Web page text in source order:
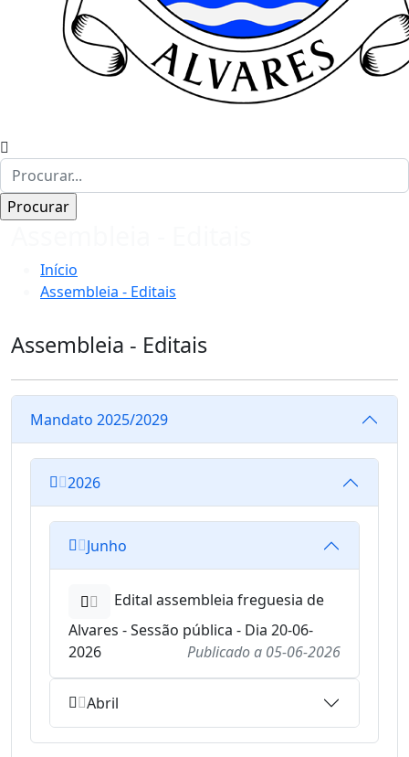
Início
Assembleia - Editais
Assembleia - Editais
Mandato 2025/2029
2026
Junho
Edital assembleia freguesia de
Alvares - Sessão pública - Dia 20-06-
2026
Publicado a 05-06-2026
Abril